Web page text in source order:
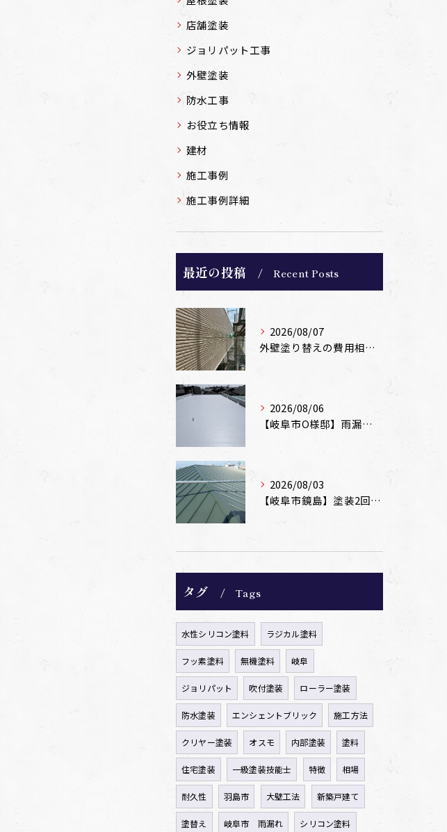
店舗塗装
ジョリパット工事
外壁塗装
防水工事
お役立ち情報
建材
施工事例
施工事例詳細
最近の投稿 Recent Posts
2026/08/07
外壁塗り替えの費用相場は？坪数別の価格目安と安く抑えるコツ【一級塗装士解説】
2026/08/06
【岐阜市O様邸】雨漏りを解消！塩ビシート機械固定工法による屋根防水工事
2026/08/03
【岐阜市鏡島】塗装2回のカラーベスト屋根をカバー工法でガルバリウム鋼板に改修！
タグ Tags
水性シリコン塗料 ラジカル塗料
フッ素塗料 無機塗料 岐阜
ジョリパット 吹付塗装 ローラー塗装
防水塗装 エンシェントブリック 施工方法
クリヤー塗装 オスモ 内部塗装 塗料
住宅塗装 一級塗装技能士 特徴 相場
耐久性 羽島市 大壁工法 新築戸建て
塗替え 岐阜市 雨漏れ シリコン塗料